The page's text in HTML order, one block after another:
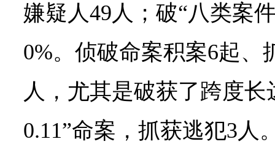
嫌疑人49人；破“八类案
0%。侦破命案积案6起、
人，尤其是破获了跨度长
0.11”命案，抓获逃犯3人